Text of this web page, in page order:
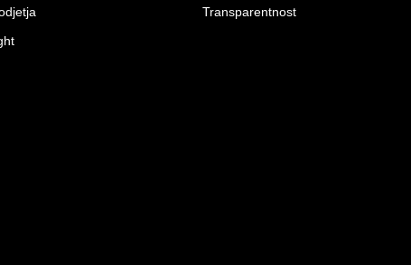
Transparentnost